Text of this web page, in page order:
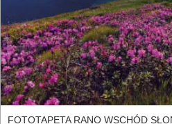
FOTOTAPETA RANO WSCHÓD